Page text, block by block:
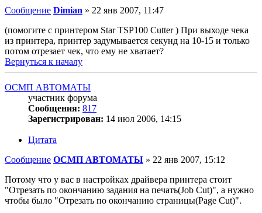
Сообщение Dimian » 22 янв 2007, 11:47
(помогите с принтером Star TSP100 Cutter ) При выходе чека
из принтера, принтер задумывается секунд на 10-15 и только
потом отрезает чек, что ему не хватает?
Вернуться к началу
ОСМП АВТОМАТЫ
участник форума
Сообщения: 817
Зарегистрирован: 14 июл 2006, 14:15
Цитата
Сообщение ОСМП АВТОМАТЫ » 22 янв 2007, 15:12
Потому что у вас в настройках драйвера принтера стоит
"Отрезать по окончанию задания на печать(Job Cut)", а нужно
чтобы было "Отрезать по окончанию страницы(Page Cut)".